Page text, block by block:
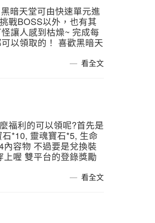
暗天堂可由快速單元進
戰BOSS以外，也有其
讓人感到枯燥~ 完成每
以領取的！ 喜歡黑暗天
看全文
福利的可以領呢?首先是
*10, 靈魂寶石*5, 生命
容物 不過要是兌換裝
喔 雙平台的登錄獎勵
看全文